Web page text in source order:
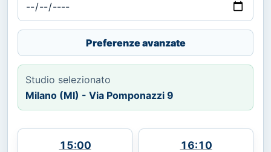
Preferenze avanzate
Studio selezionato
Milano (MI) - Via Pomponazzi 9
15:00 16:10